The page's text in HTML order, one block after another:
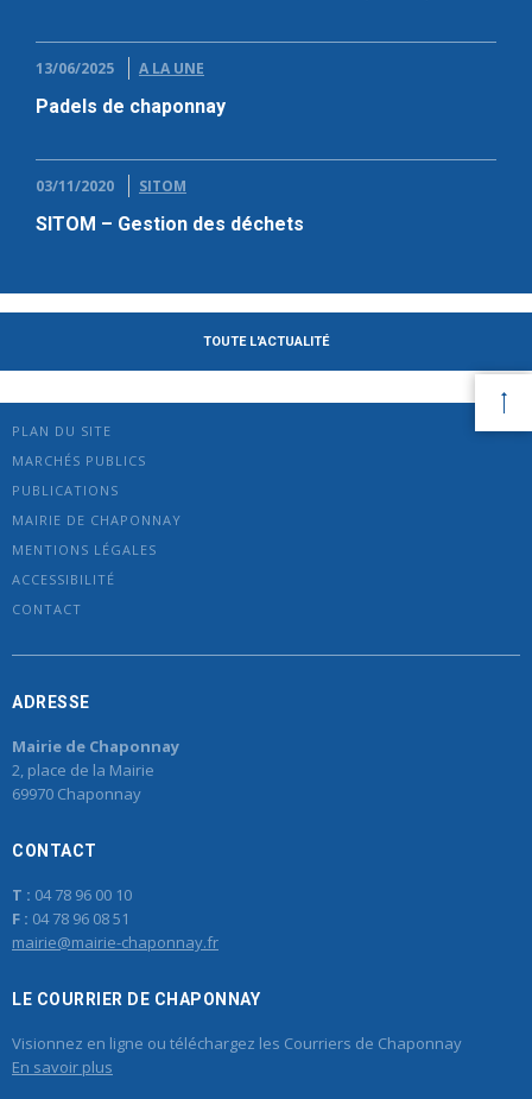
13/06/2025 A LA UNE
Padels de chaponnay
03/11/2020 SITOM
SITOM – Gestion des déchets
TOUTE L'ACTUALITÉ
PLAN DU SITE
MARCHÉS PUBLICS
PUBLICATIONS
MAIRIE DE CHAPONNAY
MENTIONS LÉGALES
ACCESSIBILITÉ
CONTACT
ADRESSE
Mairie de Chaponnay
2, place de la Mairie
69970 Chaponnay
CONTACT
T : 04 78 96 00 10
F : 04 78 96 08 51
mairie@mairie-chaponnay.fr
LE COURRIER DE CHAPONNAY
Visionnez en ligne ou téléchargez les Courriers de Chaponnay
En savoir plus